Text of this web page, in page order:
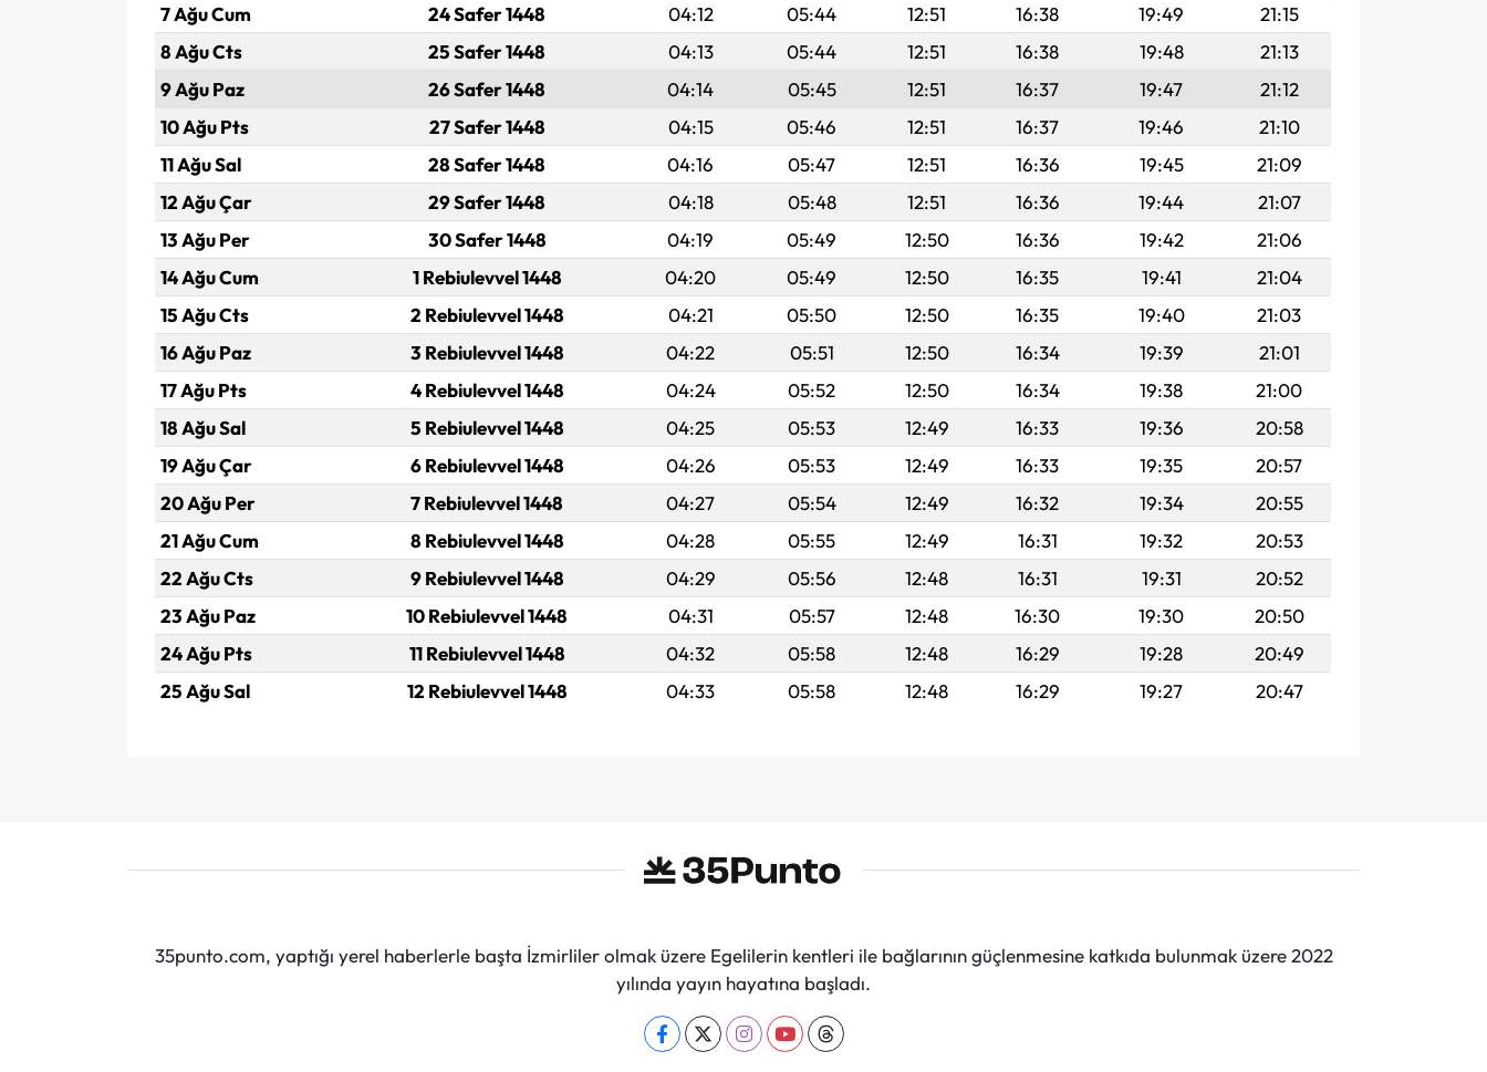
7 Ağu Cum
24 Safer 1448 04:12 05:44 12:51 16:38 19:49
21:15
8 Ağu Cts
25 Safer 1448 04:13 05:44 12:51 16:38 19:48
21:13
9 Ağu Paz
26 Safer 1448 04:14 05:45 12:51 16:37 19:47
21:12
10 Ağu Pts
27 Safer 1448 04:15 05:46 12:51 16:37 19:46
21:10
11 Ağu Sal
28 Safer 1448 04:16 05:47 12:51 16:36 19:45
21:09
12 Ağu Çar
29 Safer 1448 04:18 05:48 12:51 16:36 19:44
21:07
13 Ağu Per
30 Safer 1448 04:19 05:49 12:50 16:36 19:42
21:06
14 Ağu Cum
1 Rebiulevvel 1448 04:20 05:49 12:50 16:35 19:41
21:04
15 Ağu Cts
2 Rebiulevvel 1448 04:21 05:50 12:50 16:35 19:40
21:03
16 Ağu Paz
3 Rebiulevvel 1448 04:22 05:51 12:50 16:34 19:39
21:01
17 Ağu Pts
4 Rebiulevvel 1448 04:24 05:52 12:50 16:34 19:38
21:00
18 Ağu Sal
5 Rebiulevvel 1448 04:25 05:53 12:49 16:33 19:36
20:58
19 Ağu Çar
6 Rebiulevvel 1448 04:26 05:53 12:49 16:33 19:35
20:57
20 Ağu Per
7 Rebiulevvel 1448 04:27 05:54 12:49 16:32 19:34
20:55
21 Ağu Cum
8 Rebiulevvel 1448 04:28 05:55 12:49 16:31 19:32
20:53
22 Ağu Cts
9 Rebiulevvel 1448 04:29 05:56 12:48 16:31 19:31
20:52
23 Ağu Paz
10 Rebiulevvel 1448 04:31 05:57 12:48 16:30 19:30
20:50
24 Ağu Pts
11 Rebiulevvel 1448 04:32 05:58 12:48 16:29 19:28
20:49
25 Ağu Sal
12 Rebiulevvel 1448 04:33 05:58 12:48 16:29 19:27 20:47
35punto.com, yaptığı yerel haberlerle başta İzmirliler olmak üzere Egelilerin kentleri ile bağlarının güçlenmesine katkıda bulunmak üzere 2022
yılında yayın hayatına başladı.